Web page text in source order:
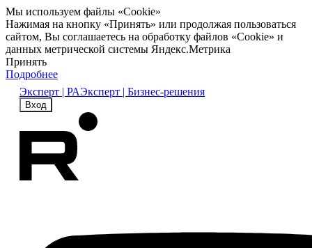
Мы используем файлы «Cookie»
Нажимая на кнопку «Принять» или продолжая пользоваться
сайтом, Вы соглашаетесь на обработку файлов «Cookie» и
данных метрической системы Яндекс.Метрика
Принять
Подробнее
Эксперт | РАЭксперт | Бизнес-решения
Вход